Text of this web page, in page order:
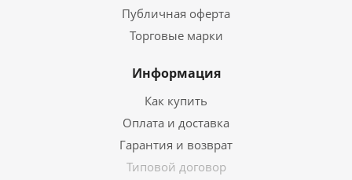
Публичная оферта
Торговые марки
Информация
Как купить
Оплата и доставка
Гарантия и возврат
Типовой договор